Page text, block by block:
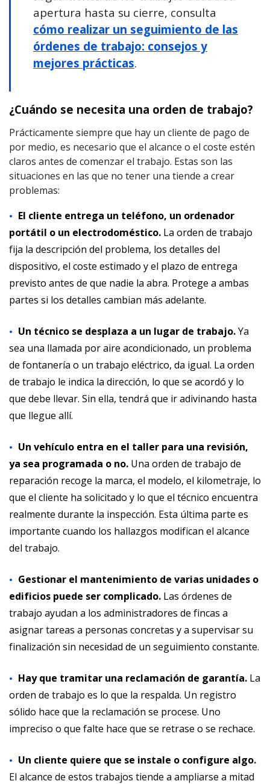
apertura hasta su cierre, consulta
cómo realizar un seguimiento de las
órdenes de trabajo: consejos y
mejores prácticas.
¿Cuándo se necesita una orden de trabajo?
Prácticamente siempre que hay un cliente de pago de
por medio, es necesario que el alcance o el coste estén
claros antes de comenzar el trabajo. Estas son las
situaciones en las que no tener una tiende a crear
problemas:
El cliente entrega un teléfono, un ordenador
portátil o un electrodoméstico. La orden de trabajo
fija la descripción del problema, los detalles del
dispositivo, el coste estimado y el plazo de entrega
previsto antes de que nadie la abra. Protege a ambas
partes si los detalles cambian más adelante.
Un técnico se desplaza a un lugar de trabajo.Ya
sea una llamada por aire acondicionado, un problema
de fontanería o un trabajo eléctrico, da igual. La orden
de trabajo le indica la dirección, lo que se acordó y lo
que debe llevar. Sin ella, tendrá que ir adivinando hasta
que llegue allí.
Un vehículo entra en el taller para una revisión,
ya sea programada o no. Una orden de trabajo de
reparación recoge la marca, el modelo, el kilometraje, lo
que el cliente ha solicitado y lo que el técnico encuentra
realmente durante la inspección. Esta última parte es
importante cuando los hallazgos modifican el alcance
del trabajo.
Gestionar el mantenimiento de varias unidades o
edificios puede ser complicado. Las órdenes de
trabajo ayudan a los administradores de fincas a
asignar tareas a personas concretas y a supervisar su
finalización sin necesidad de un seguimiento constante.
Hay que tramitar una reclamación de garantía. La
orden de trabajo es lo que la respalda. Un registro
sólido hace que la reclamación se procese. Uno
impreciso o que falte hace que se retrase o se rechace.
Un cliente quiere que se instale o configure algo.
El alcance de estos trabajos tiende a ampliarse a mitad